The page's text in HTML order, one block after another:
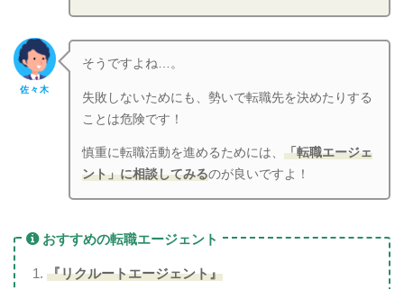
佐々木
そうですよね…。
失敗しないためにも、勢いで転職先を決めたりする
ことは危険です！
慎重に転職活動を進めるためには、「転職エージェ
ント」に相談してみるのが良いですよ！
おすすめの転職エージェント
『リクルートエージェント』